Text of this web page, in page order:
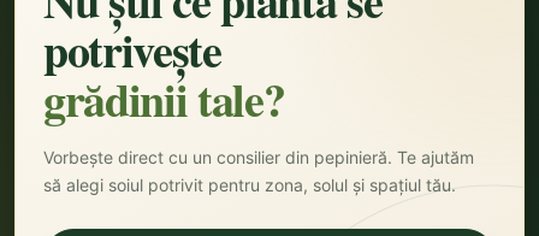
potrivește
grădinii tale?
Vorbește direct cu un consilier din pepinieră. Te ajutăm
să alegi soiul potrivit pentru zona, solul și spațiul tău.